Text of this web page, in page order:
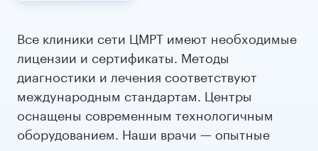
Все клиники сети ЦМРТ имеют необходимые
лицензии и сертификаты. Методы
диагностики и лечения соответствуют
международным стандартам. Центры
оснащены современным технологичным
оборудованием. Наши врачи — опытные